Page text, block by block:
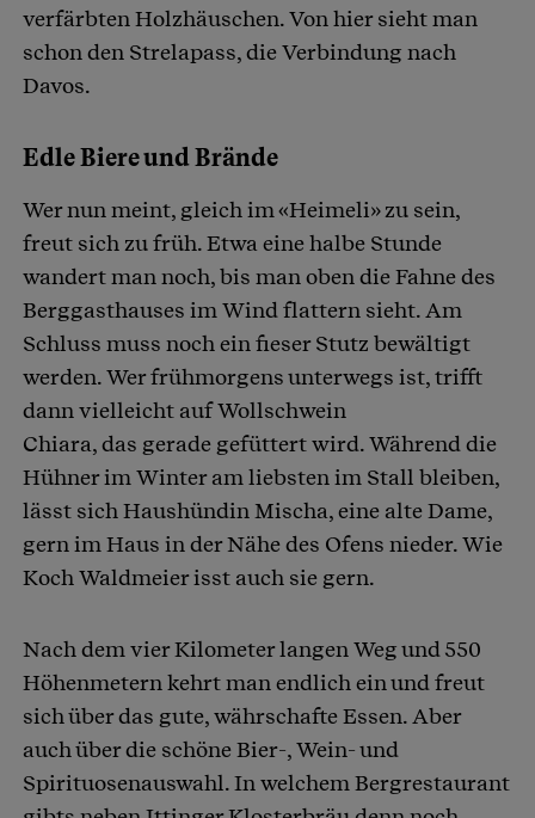
verfärbten Holzhäuschen. Von hier sieht man
schon den Strelapass, die Verbindung nach
Davos.
Edle Biere und Brände
Wer nun meint, gleich im «Heimeli» zu sein,
freut sich zu früh. Etwa eine halbe Stunde
wandert man noch, bis man oben die Fahne des
Berggasthauses im Wind flattern sieht. Am
Schluss muss noch ein fieser Stutz bewältigt
werden. Wer frühmorgens unterwegs ist, trifft
dann vielleicht auf Wollschwein
Chiara, das gerade gefüttert wird. Während die
Hühner im Winter am liebsten im Stall bleiben,
lässt sich Haushündin Mischa, eine alte Dame,
gern im Haus in der Nähe des Ofens nieder. Wie
Koch Waldmeier isst auch sie gern.
Nach dem vier Kilometer langen Weg und 550
Höhenmetern kehrt man endlich ein und freut
sich über das gute, währschafte Essen. Aber
auch über die schöne Bier-, Wein- und
Spirituosenauswahl. In welchem Bergrestaurant